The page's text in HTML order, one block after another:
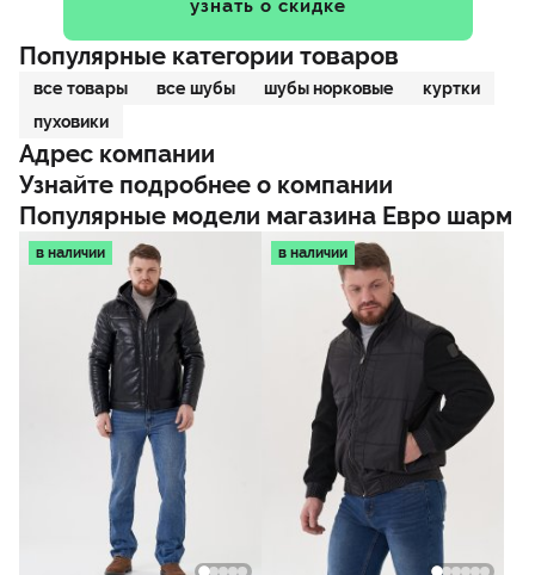
узнать о скидке
Популярные категории товаров
все товары все шубы шубы норковые
куртки
пуховики
Адрес компании
Узнайте подробнее о компании
Популярные модели магазина Евро шарм
в наличии в наличии